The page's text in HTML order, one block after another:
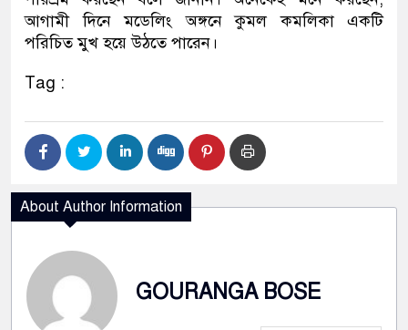
আগামী দিনে মডেলিং অঙ্গনে কুমল কমলিকা একটি
পরিচিত মুখ হয়ে উঠতে পারেন।
Tag :
About Author Information
GOURANGA BOSE